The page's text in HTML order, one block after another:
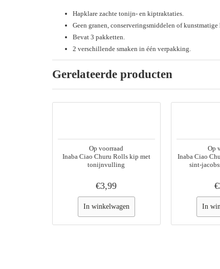
Hapklare zachte tonijn- en kiptraktaties.
Geen granen, conserveringsmiddelen of
Bevat 3 pakketten.
2 verschillende smaken in één verpakking.
Gerelateerde producten
Op voorraad
Inaba Ciao Churu Rolls kip met
tonijnvulling
€3,99
In winkelwagen
Op
Inaba Ciao
sint-
In